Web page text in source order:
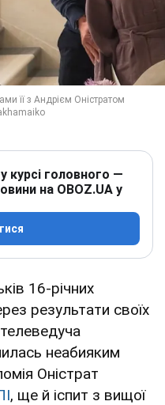
курсі головного —
на OBOZ.UA у
16-річних
результати своїх
неабияким
Оністрат
, ще й іспит з вищої